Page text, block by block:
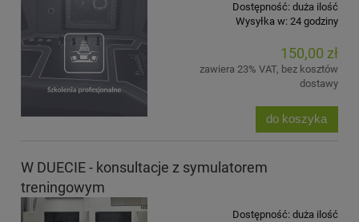
Dostępność: duża ilość
Wysyłka w: 24 godziny
150,00 zł
zawiera 23% VAT, bez kosztów
dostawy
do koszyka
W DUECIE - konsultacje z symulatorem
treningowym
Dostępność: duża ilość